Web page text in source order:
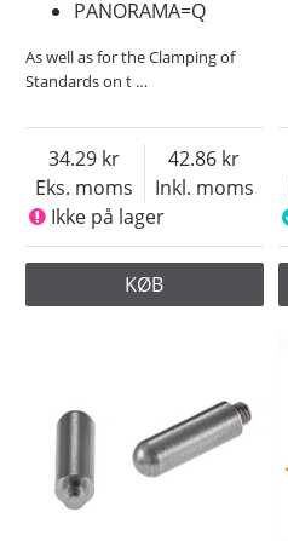
PANORAMA=Q
As well as for the Clamping of
Standards on t …
Eks. moms
34.29
Inkl. moms
42.86
Ikke på lager
KØB